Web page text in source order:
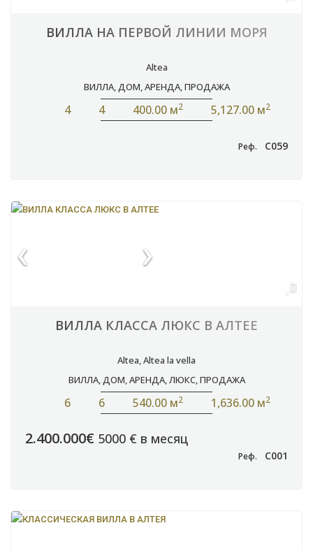
ВИЛЛА НА ПЕРВОЙ ЛИНИИ МОРЯ
Altea
ВИЛЛА,ДОМ,АРЕНДА,ПРОДАЖА
4 4 400.00 м2 5,127.00 м2
Реф. C059
ВИЛЛА КЛАССА ЛЮКС В АЛТЕЕ
Altea,Altea la vella
ВИЛЛА,ДОМ,АРЕНДА,ЛЮКС,ПРОДАЖА
6 6 540.00 м2 1,636.00 м2
2.400.000€ 5000 € в месяц
Реф. C001